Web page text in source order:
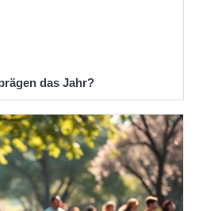
das Jahr?